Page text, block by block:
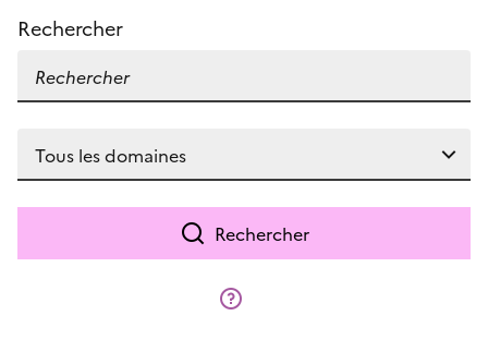
Rechercher
Rechercher